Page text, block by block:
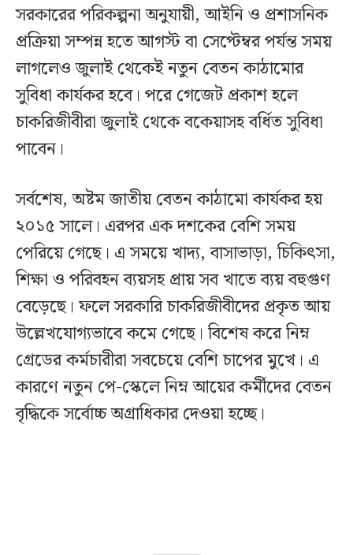
সরকারের পরিকল্পনা অনুযায়ী, আইনি ও প্রশাসনিক
প্রক্রিয়া সম্পন্ন হতে আগস্ট বা সেপ্টেম্বর পর্যন্ত সময়
লাগলেও জুলাই থেকেই নতুন বেতন কাঠামোর
সুবিধা কার্যকর হবে। পরে গেজেট প্রকাশ হলে
চাকরিজীবীরা জুলাই থেকে বকেয়াসহ বর্ধিত সুবিধা
পাবেন।
সর্বশেষ, অষ্টম জাতীয় বেতন কাঠামো কার্যকর হয়
২০১৫ সালে। এরপর এক দশকের বেশি সময়
পেরিয়ে গেছে। এ সময়ে খাদ্য, বাসাভাড়া, চিকিৎসা,
শিক্ষা ও পরিবহন ব্যয়সহ প্রায় সব খাতে ব্যয় বহুগুণ
বেড়েছে। ফলে সরকারি চাকরিজীবীদের প্রকৃত আয়
উল্লেখযোগ্যভাবে কমে গেছে। বিশেষ করে নিম্ন
গ্রেডের কর্মচারীরা সবচেয়ে বেশি চাপের মুখে। এ
কারণে নতুন পে-স্কেলে নিম্ন আয়ের কর্মীদের বেতন
বৃদ্ধিকে সর্বোচ্চ অগ্রাধিকার দেওয়া হচ্ছে।